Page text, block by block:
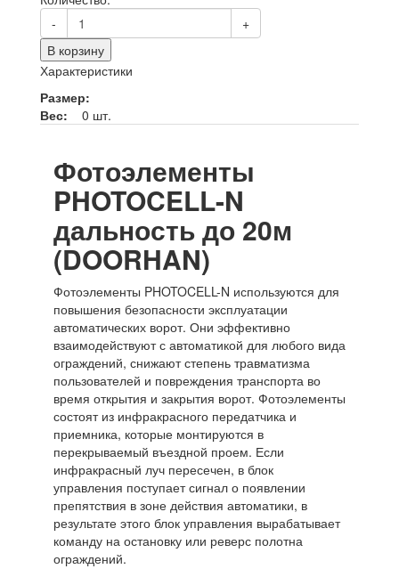
-
+
В корзину
Характеристики
Размер:
Вес:
0 шт.
Фотоэлементы
PHOTOCELL-N
дальность до 20м
(DOORHAN)
Фотоэлементы PHOTOCELL-N используются для
повышения безопасности эксплуатации
автоматических ворот. Они эффективно
взаимодействуют с автоматикой для любого вида
ограждений, снижают степень травматизма
пользователей и повреждения транспорта во
время открытия и закрытия ворот. Фотоэлементы
состоят из инфракрасного передатчика и
приемника, которые монтируются в
перекрываемый въездной проем. Если
инфракрасный луч пересечен, в блок
управления поступает сигнал о появлении
препятствия в зоне действия автоматики, в
результате этого блок управления вырабатывает
команду на остановку или реверс полотна
ограждений.